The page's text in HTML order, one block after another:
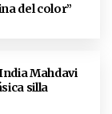
del color”
Mahdavi
silla